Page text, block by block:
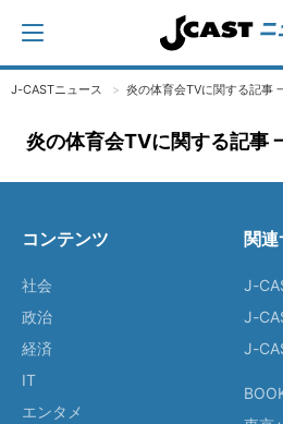
J-CASTニュース 炎の体育会TVに関する記事
炎の体育会TVに関する記事
コンテンツ
社会
政治
経済
IT
エンタメ
関連
J-
J-
J-